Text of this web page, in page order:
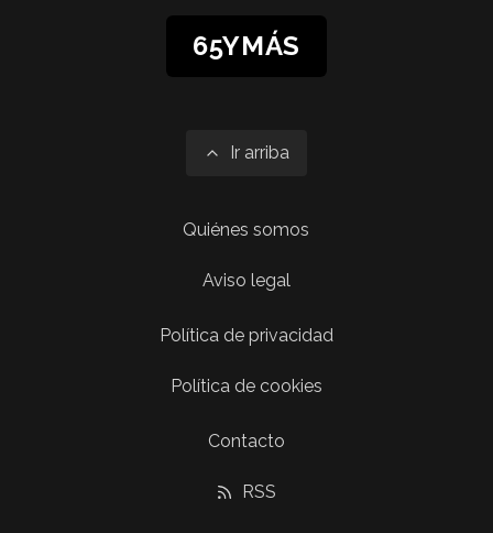
65YMÁS
Ir arriba
Quiénes somos
Aviso legal
Política de privacidad
Política de cookies
Contacto
RSS